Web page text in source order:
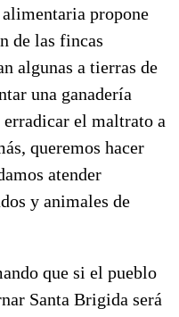
propone
de las fincas
algunas a tierras de
una ganadería
el maltrato a
queremos hacer
atender
y animales de
que si el pueblo
Santa Brigida será